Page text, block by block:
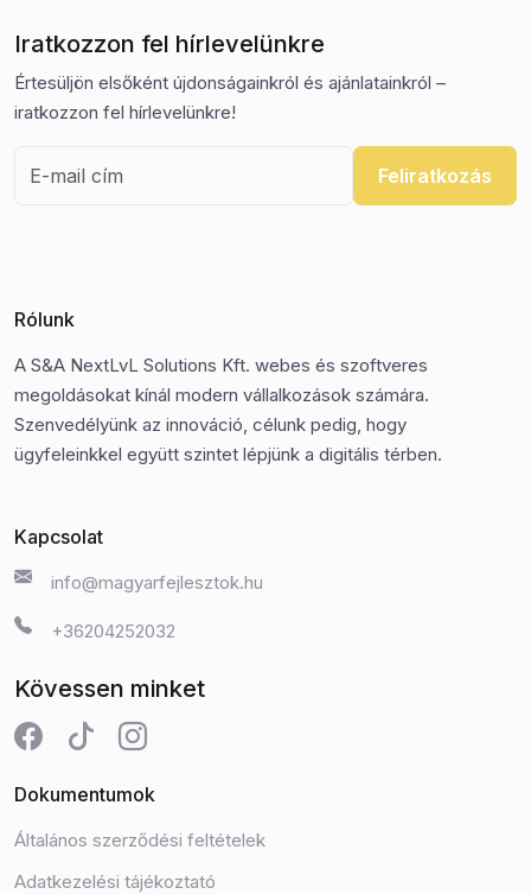
Iratkozzon fel hírlevelünkre
Értesüljön elsőként újdonságainkról és ajánlatainkról –
iratkozzon fel hírlevelünkre!
Feliratkozás
Rólunk
A S&A NextLvL Solutions Kft. webes és szoftveres
megoldásokat kínál modern vállalkozások számára.
Szenvedélyünk az innováció, célunk pedig, hogy
ügyfeleinkkel együtt szintet lépjünk a digitális térben.
Kapcsolat
info@magyarfejlesztok.hu
+36204252032
Kövessen minket
Dokumentumok
Általános szerződési feltételek
Adatkezelési tájékoztató